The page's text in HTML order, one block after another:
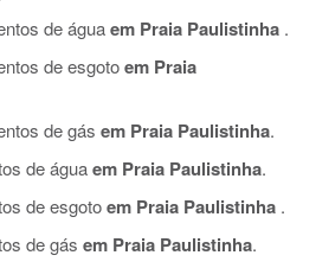
de águaem Praia Paulistinha .
de esgotoem Praia
de gás em Praia Paulistinha.
de águaem Praia Paulistinha.
de esgotoem Praia Paulistinha .
de gás em Praia Paulistinha.